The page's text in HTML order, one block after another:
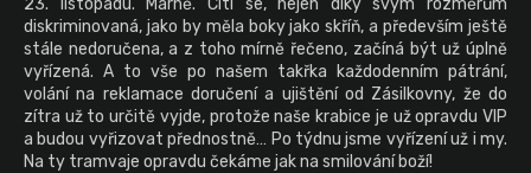
diskriminovaná, jako by měla boky jako skříň, a především ještě
stále nedoručena, a z toho mírně řečeno, začíná být už úplně
vyřízená. A to vše po našem takřka každodenním pátrání,
volání na reklamace doručení a ujištění od Zásilkovny, že do
zítra už to určitě vyjde, protože naše krabice je už opravdu VIP
a budou vyřizovat přednostně… Po týdnu jsme vyřízení už i my.
Na ty tramvaje opravdu čekáme jak na smilování boží!